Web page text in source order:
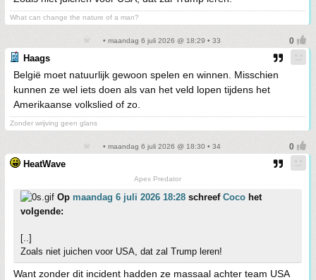
What can change the nature of a man?
• maandag 6 juli 2026 @ 18:29 • 33
Haags
België moet natuurlijk gewoon spelen en winnen. Misschien
kunnen ze wel iets doen als van het veld lopen tijdens het
Amerikaanse volkslied of zo.
Zonder wrijving geen glans
• maandag 6 juli 2026 @ 18:30 • 34
HeatWave
Apex Predator
Op maandag 6 juli 2026 18:28 schreef Coco het
volgende:
[..]
Zoals niet juichen voor USA, dat zal Trump leren!
Want zonder dit incident hadden ze massaal achter team USA